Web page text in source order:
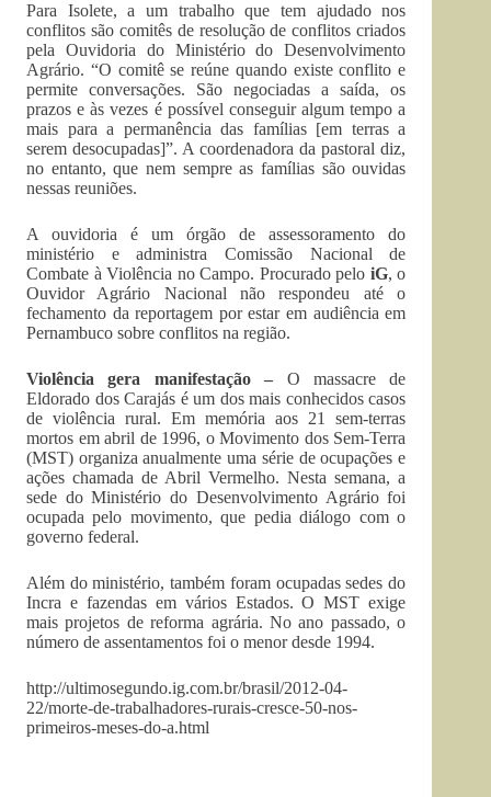
Para Isolete, a um trabalho que tem ajudado nos
conflitos são comitês de resolução de conflitos criados
pela Ouvidoria do Ministério do Desenvolvimento
Agrário. “O comitê se reúne quando existe conflito e
permite conversações. São negociadas a saída, os
prazos e às vezes é possível conseguir algum tempo a
mais para a permanência das famílias [em terras a
serem desocupadas]”. A coordenadora da pastoral diz,
no entanto, que nem sempre as famílias são ouvidas
nessas reuniões.
A ouvidoria é um órgão de assessoramento do
ministério e administra Comissão Nacional de
Combate à Violência no Campo. Procurado pelo iG, o
Ouvidor Agrário Nacional não respondeu até o
fechamento da reportagem por estar em audiência em
Pernambuco sobre conflitos na região.
Violência gera manifestação – O massacre de
Eldorado dos Carajás é um dos mais conhecidos casos
de violência rural. Em memória aos 21 sem-terras
mortos em abril de 1996, o Movimento dos Sem-Terra
(MST) organiza anualmente uma série de ocupações e
ações chamada de Abril Vermelho. Nesta semana, a
sede do Ministério do Desenvolvimento Agrário foi
ocupada pelo movimento, que pedia diálogo com o
governo federal.
Além do ministério, também foram ocupadas sedes do
Incra e fazendas em vários Estados. O MST exige
mais projetos de reforma agrária. No ano passado, o
número de assentamentos foi o menor desde 1994.
http://ultimosegundo.ig.com.br/brasil/2012-04-
22/morte-de-trabalhadores-rurais-cresce-50-nos-
primeiros-meses-do-a.html